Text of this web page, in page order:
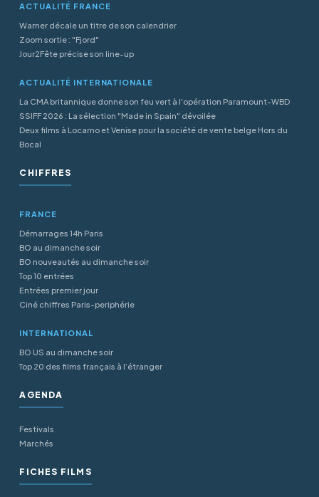
ACTUALITÉ FRANCE
Warner décale un titre de son calendrier
Zoom sortie : "Fjord"
Jour2Fête précise son line-up
ACTUALITÉ INTERNATIONALE
La CMA britannique donne son feu vert à l'opération Paramount-WBD
SSIFF 2026 : La sélection "Made in Spain" dévoilée
Deux films à Locarno et Venise pour la société de vente belge Hors du
Bocal
CHIFFRES
FRANCE
Démarrages 14h Paris
BO au dimanche soir
BO nouveautés au dimanche soir
Top 10 entrées
Entrées premier jour
Ciné chiffres Paris-periphérie
INTERNATIONAL
BO US au dimanche soir
Top 20 des films français à l’étranger
AGENDA
Festivals
Marchés
FICHES FILMS